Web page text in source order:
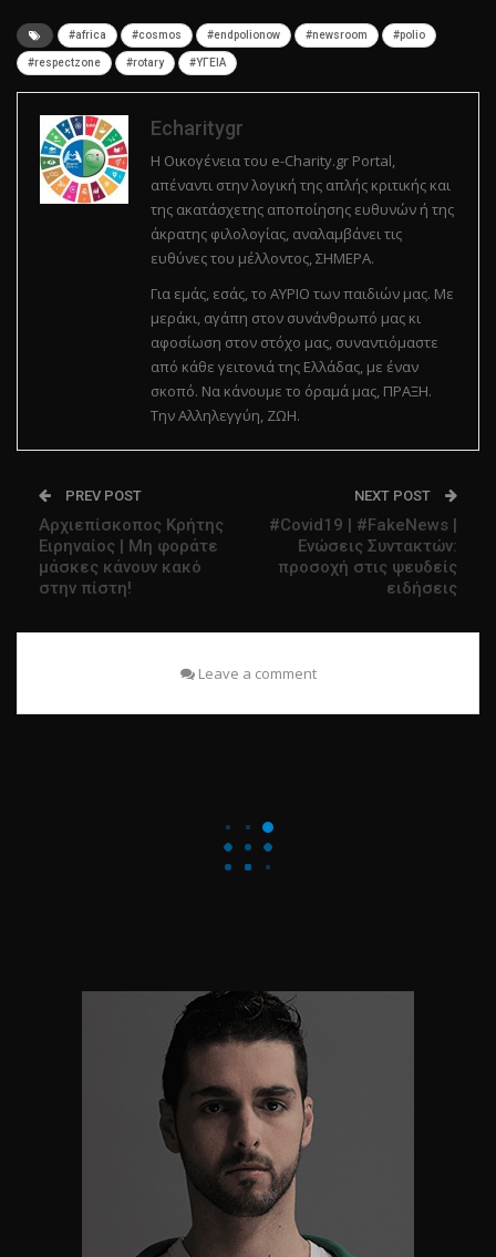
#africa #cosmos #endpolionow #newsroom #polio
#respectzone #rotary #ΥΓΕΙΑ
Echaritygr
Η Οικογένεια του e-Charity.gr Portal,
απέναντι στην λογική της απλής κριτικής και
της ακατάσχετης αποποίησης ευθυνών ή της
άκρατης φιλολογίας, αναλαμβάνει τις
ευθύνες του μέλλοντος, ΣΗΜΕΡΑ.
Για εμάς, εσάς, το ΑΥΡΙΟ των παιδιών μας. Με
μεράκι, αγάπη στον συνάνθρωπό μας κι
αφοσίωση στον στόχο μας, συναντιόμαστε
από κάθε γειτονιά της Ελλάδας, με έναν
σκοπό. Να κάνουμε το όραμά μας, ΠΡΑΞΗ.
Την Αλληλεγγύη, ΖΩΗ.
PREV POST
Αρχιεπίσκοπος Κρήτης
Ειρηναίος | Μη φοράτε
μάσκες κάνουν κακό
στην πίστη!
NEXT POST
#Covid19 | #FakeNews |
Ενώσεις Συντακτών:
προσοχή στις ψευδείς
ειδήσεις
Leave a comment